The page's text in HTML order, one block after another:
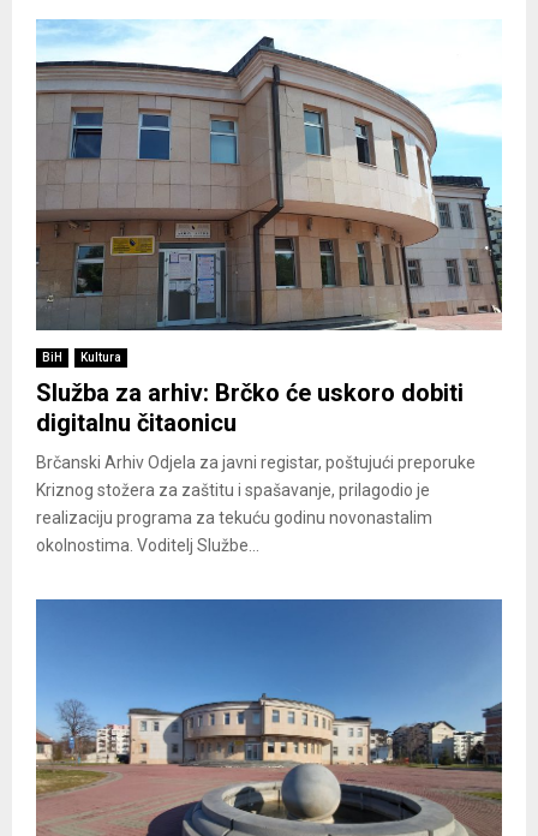
BiH Kultura
Služba za arhiv: Brčko će uskoro dobiti
digitalnu čitaonicu
Brčanski Arhiv Odjela za javni registar, poštujući preporuke
Kriznog stožera za zaštitu i spašavanje, prilagodio je
realizaciju programa za tekuću godinu novonastalim
okolnostima. Voditelj Službe...